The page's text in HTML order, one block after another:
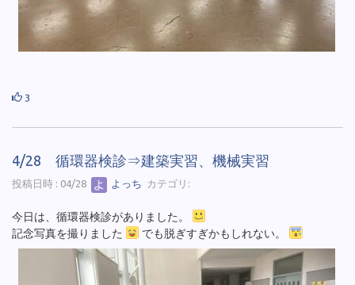
3
4/28 循環器検診⇒建築実習、機械実習
投稿日時 : 04/28 よっち カテゴリ:
今日は、循環器検診がありました。
記念写真を撮りました
でも脱ぎすぎかもしれない。